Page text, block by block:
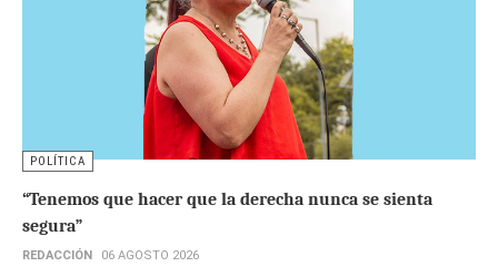
POLÍTICA
“Tenemos que hacer que la derecha nunca se sienta
segura”
REDACCIÓN 06 AGOSTO 2026